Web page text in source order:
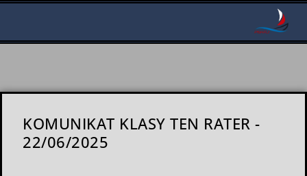
KOMUNIKAT KLASY TEN RATER -
22/06/2025